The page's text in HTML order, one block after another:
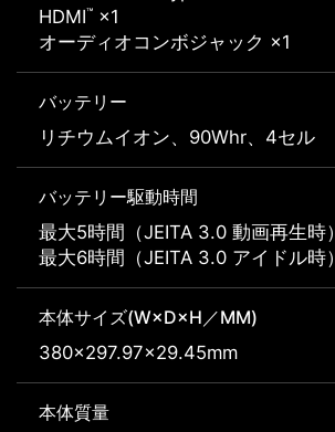
HDMI™ ×1
オーディオコンボジャック ×1
バッテリー
リチウムイオン、90Whr、4セル
バッテリー駆動時間
最大5時間（JEITA 3.0 動画再生時）
最大6時間（JEITA 3.0 アイドル時）
本体サイズ(W×D×H／MM)
380×297.97×29.45mm
本体質量